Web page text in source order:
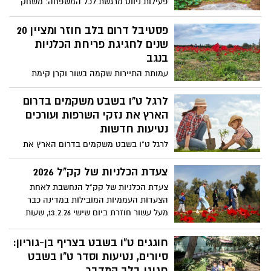
"חוויער" נושא פרסים, בין מרבדי פריחה של
רקפות וכלניות, ברחבי הריאה הירוקה של
מרכז הארץ בדרך מחכים מדריכי קק"ל
יצירה מהטבע, חוויה מוזיקלית, פיית יער,
אגדות מומחזות ועוד שלל מפגשים מפתיעים
סופשבוע,13-14 בפברואר, ביער בן שמן
ההשתתפות ללא תשלום
פסטיבל דרום בלב חוזר ומציין 20
שנים לחגיגת פריחת הכלניות
בנגב
עמותת התיירות שקמה בשור וקרן קימת
לישראל יקיימו השנה את פסטיבל דרום בלב,
שמציין 20 שנה לפריחת הכלניות בנגב, עם
מרבדי פריחה אדומים. צעדת הכלניות של
תיירות נבחרים בחסות בנק הפועלים. חדש
מודרכים של תקומה ביישובי הנגב המערבי
וכמובן – עשרות אתרי התיירות המקומיים
שיציעו קטיף עצמי, סיורים חקלאיים, סדנאות
יצירה, טיולי אופניים, סלי פיקניק לקחת
30 בינואר עד ה-28 בפברואר
לרגל ט"ו בשבט משקמים בדרום
הארץ את נזקי השרפות ועורכים
נטיעות חדשות
לרגל ט"ו בשבט משקמים בדרום הארץ את
נזקי השרפות, עורכים נטיעות חדשות, שימור
שטחים ושיקום אזורים טבעיים שנגרמו
בעקבות אירועי ה 7 לאוקטובר בדרום
צעדת הכלניות של קק"ל 2026
צעדת הכלניות של קק"ל הנחשבת לאחת
הצעדות העממיות המובילות במדינה כבר
מעל עשור חוזרת ביום שישי 13.2.26, שעות
חוגגים ט"ו בשבט בצריף בן-גוריון:
סיורים, נטיעות וסדר ט"ו בשבט